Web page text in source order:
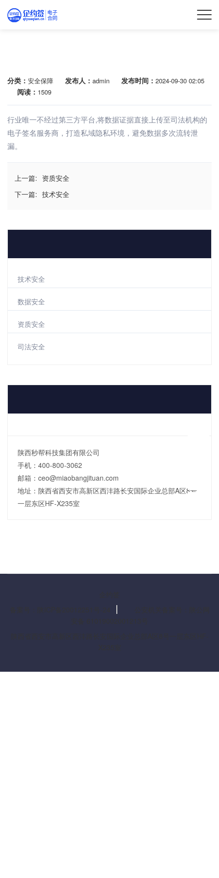
分类： 安全保障 发布人： admin 发布时间： 2024-09-30 02:05
阅读： 1509
行业唯一不经过第三方平台,将数据证据直接上传至司法机构的
电子签名服务商，打造私域隐私环境，避免数据多次流转泄
漏。
上一篇: 资质安全
下一篇: 技术安全
技术安全
数据安全
资质安全
司法安全
陕西秒帮科技集团有限公司
手机：400-800-3062
邮箱：ceo@miaobangjituan.com
地址：陕西省西安市高新区西沣路长安国际企业总部A区8号
一层东区HF-X235室